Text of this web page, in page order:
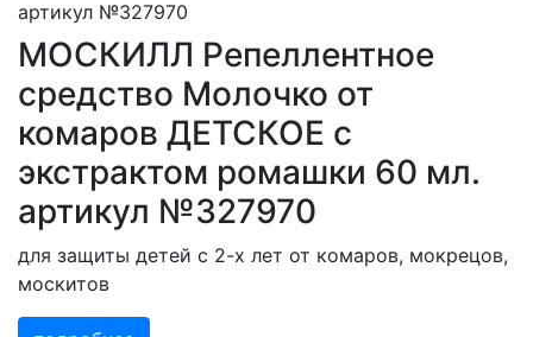
МОСКИЛЛ Репеллентное
средство Молочко от
комаров ДЕТСКОЕ с
экстрактом ромашки 60 мл.
артикул №327970
для защиты детей с 2-х лет от комаров, мокрецов,
москитов